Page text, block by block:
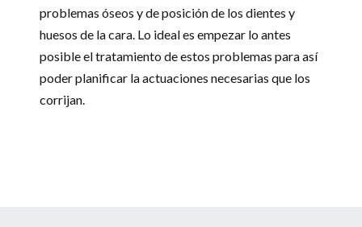
problemas óseos y de posición de los dientes y
huesos de la cara. Lo ideal es empezar lo antes
posible el tratamiento de estos problemas para así
poder planificar la actuaciones necesarias que los
corrijan.